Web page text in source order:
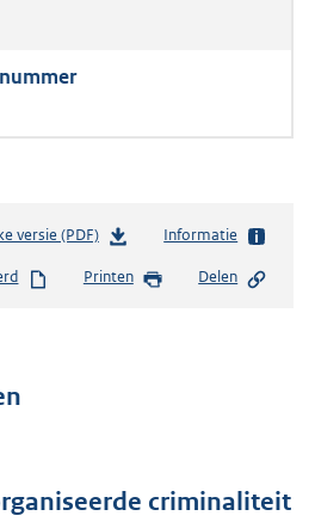
versie (PDF)b
s
o
Informatie
Printen Delen
criminaliteit